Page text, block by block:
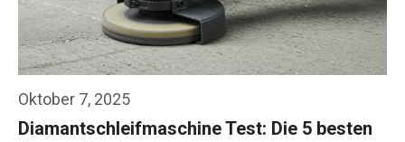
Oktober 7, 2025
Diamantschleifmaschine Test: Die 5 besten